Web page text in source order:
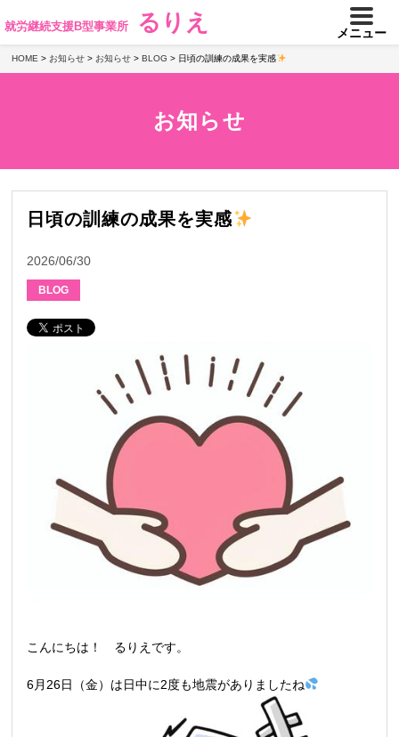
就労継続支援B型事業所 るりえ メニュー
HOME > お知らせ > お知らせ > BLOG > 日頃の訓練の成果を実感
お知らせ
日頃の訓練の成果を実感
2026/06/30
BLOG
こんにちは！ るりえです。
6月26日（金）は日中に2度も地震がありましたね